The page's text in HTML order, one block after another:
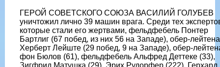
ГЕРОЙ СОВЕТСКОГО СОЮЗА ВАСИЛИЙ ГОЛУБЕВ
уничтожил лично 39 машин врага. Среди тех
которые стали его жертвами, фельдфебель Понтер
Бартлиг (67 побед, из них 56 на Западе), обер-
Херберт Лейште (29 побед, 9 на Западе), обер-
фон Бюлов (61), фельдфебель Альфред Деттеке (33),
Зигфрид Матушка (29), Эрих Рудорфер (222), Герхард